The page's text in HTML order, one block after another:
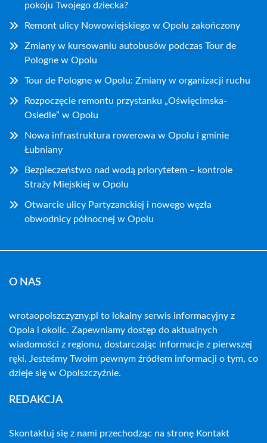
pokoju Twojego dziecka?
Remont ulicy Nowowiejskiego w Opolu zakończony
Zmiany w kursowaniu autobusów podczas Tour de
Pologne w Opolu
Tour de Pologne w Opolu: Zmiany w organizacji ruchu
Rozpoczęcie remontu przystanku „Oświęcimska-
Osiedle” w Opolu
Nowa infrastruktura rowerowa w Opolu i gminie
Łubniany
Bezpieczeństwo nad wodą priorytetem – kontrole
Straży Miejskiej w Opolu
Otwarcie ulicy Partyzanckiej i nowego węzła
obwodnicy północnej w Opolu
O NAS
wrotaopolszczyzny.pl to lokalny serwis informacyjny z
Opola i okolic. Zapewniamy dostęp do aktualnych
wiadomości z regionu, dostarczając informacje z pierwszej
ręki. Jesteśmy Twoim pewnym źródłem informacji o tym, co
dzieje się w Opolszczyźnie.
REDAKCJA
Skontaktuj się z nami przechodząc na stronę Kontakt